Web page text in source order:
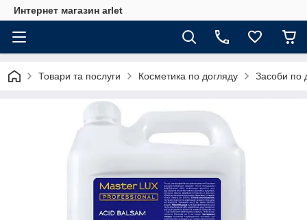
Интернет магазин arlet
Товари та послуги Косметика по догляду Засоби по